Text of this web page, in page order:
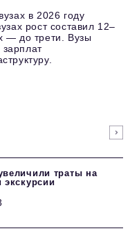
в 2026 году
рост составил 12–
— до трети. Вузы
траты на